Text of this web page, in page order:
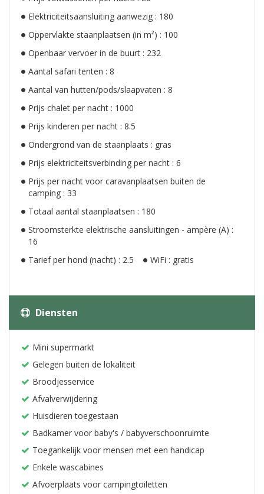
Elektriciteitsaansluiting aanwezig : 180
Oppervlakte staanplaatsen (in m²) : 100
Openbaar vervoer in de buurt : 232
Aantal safari tenten : 8
Aantal van hutten/pods/slaapvaten : 8
Prijs chalet per nacht : 1000
Prijs kinderen per nacht : 8.5
Ondergrond van de staanplaats : gras
Prijs elektriciteitsverbinding per nacht : 6
Prijs per nacht voor caravanplaatsen buiten de
camping : 33
Totaal aantal staanplaatsen : 180
Stroomsterkte elektrische aansluitingen - ampère (A) :
16
Tarief per hond (nacht) : 2.5
WiFi : gratis
Diensten
Mini supermarkt
Gelegen buiten de lokaliteit
Broodjesservice
Afvalverwijdering
Huisdieren toegestaan
Badkamer voor baby's / babyverschoonruimte
Toegankelijk voor mensen met een handicap
Enkele wascabines
Afvoerplaats voor campingtoiletten